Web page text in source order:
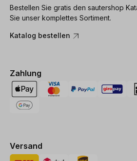
Bestellen Sie gratis den sautershop
Sie unser komplettes Sortiment.
Katalog bestellen
Zahlung
Versand